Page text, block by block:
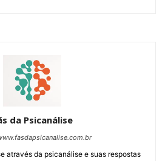
da Psicanálise
através da psicanálise e suas respostas